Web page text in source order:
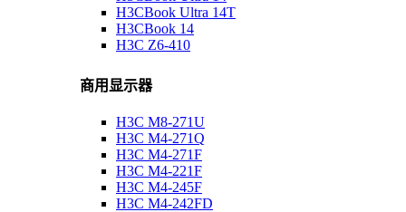
H3CBook Ultra 14T
H3CBook 14
H3C Z6-410
商用显示器
H3C M8-271U
H3C M4-271Q
H3C M4-271F
H3C M4-221F
H3C M4-245F
H3C M4-242FD